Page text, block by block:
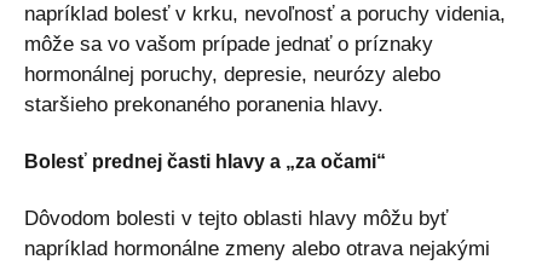
napríklad bolesť v krku, nevoľnosť a poruchy videnia,
môže sa vo vašom prípade jednať o príznaky
hormonálnej poruchy, depresie, neurózy alebo
staršieho prekonaného poranenia hlavy.
Bolesť prednej časti hlavy a „za očami“
Dôvodom bolesti v tejto oblasti hlavy môžu byť
napríklad hormonálne zmeny alebo otrava nejakými